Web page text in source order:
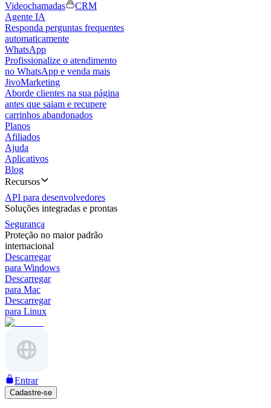
Videochamadas
CRM
Agente IA
Responda perguntas frequentes
automaticamente
WhatsApp
Profissionalize o atendimento
no WhatsApp e venda mais
JivoMarketing
Aborde clientes na sua página
antes que saiam e recupere
carrinhos abandonados
Planos
Afiliados
Ajuda
Aplicativos
Blog
Recursos
API para desenvolvedores
Soluções integradas e prontas
Segurança
Proteção no maior padrão
internacional
Descarregar
para Windows
Descarregar
para Mac
Descarregar
para Linux
Entrar
Cadastre-se